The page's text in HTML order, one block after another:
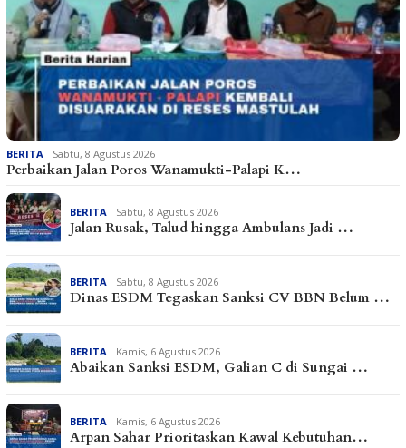
BERITA Sabtu, 8 Agustus 2026
Perbaikan Jalan Poros Wanamukti-Palapi K…
BERITA Sabtu, 8 Agustus 2026
Jalan Rusak, Talud hingga Ambulans Jadi …
BERITA Sabtu, 8 Agustus 2026
Dinas ESDM Tegaskan Sanksi CV BBN Belum …
BERITA Kamis, 6 Agustus 2026
Abaikan Sanksi ESDM, Galian C di Sungai …
BERITA Kamis, 6 Agustus 2026
Arpan Sahar Prioritaskan Kawal Kebutuhan…